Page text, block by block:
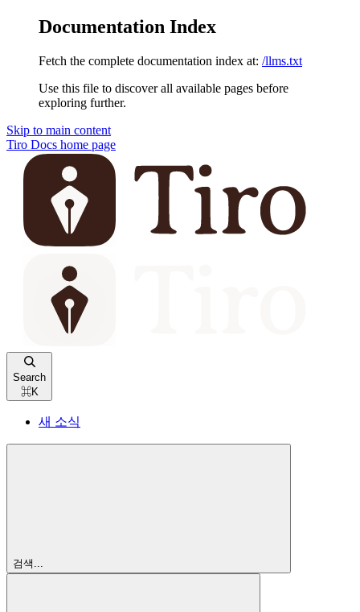
Documentation Index
Fetch the complete documentation index at: /llms.txt
Use this file to discover all available pages before
exploring further.
Skip to main content
Tiro Docs home page
Search
⌘K
새 소식
검색...